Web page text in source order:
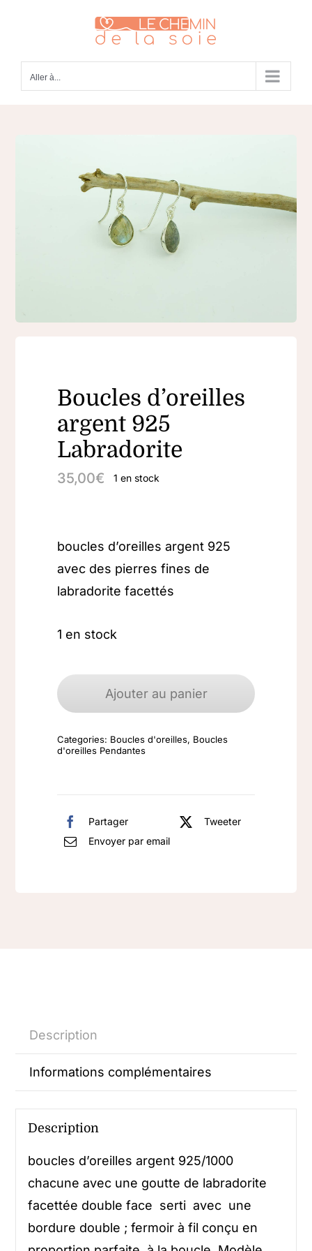
Aller à...
Boucles d’oreilles
argent 925
Labradorite
35,00€ 1 en stock
boucles d’oreilles argent 925
avec des pierres fines de
labradorite facettés
1 en stock
de
argent
Ajouter au panier
Categories: Boucles d'oreilles, Boucles
d'oreilles Pendantes
Partager
Tweeter
Envoyer par email
Description
Informations complémentaires
Description
boucles d’oreilles argent 925/1000
chacune avec une goutte de labradorite
facettée double face serti avec une
bordure double ; fermoir à fil conçu en